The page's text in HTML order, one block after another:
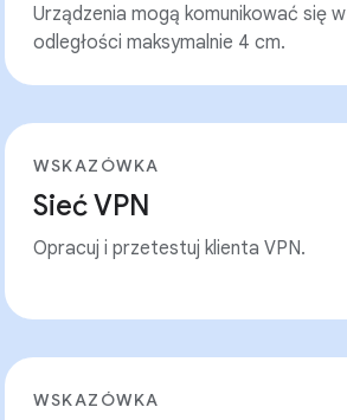
Urządzenia mogą komunikować się w
odległości maksymalnie 4 cm.
WSKAZÓWKA
Sieć VPN
Opracuj i przetestuj klienta VPN.
WSKAZÓWKA